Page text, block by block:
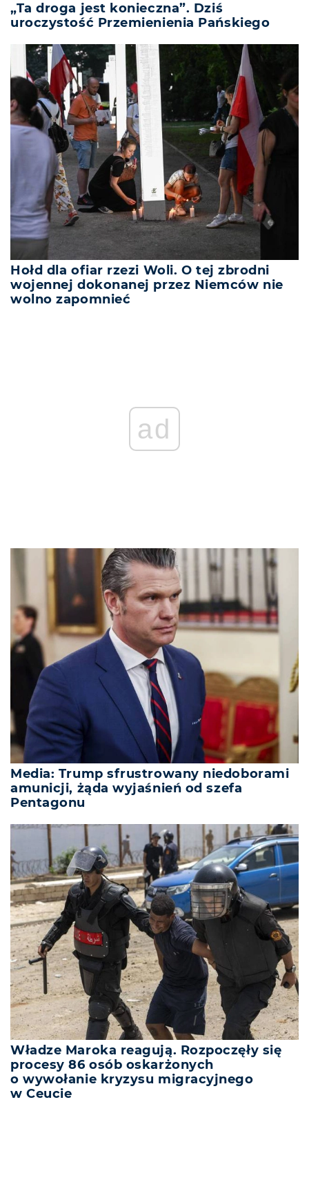
„Ta droga jest konieczna”. Dziś
uroczystość Przemienienia Pańskiego
Hołd dla ofiar rzezi Woli. O tej zbrodni
wojennej dokonanej przez Niemców nie
wolno zapomnieć
ad
Media: Trump sfrustrowany niedoborami
amunicji, żąda wyjaśnień od szefa
Pentagonu
Władze Maroka reagują. Rozpoczęły się
procesy 86 osób oskarżonych
o wywołanie kryzysu migracyjnego
w Ceucie